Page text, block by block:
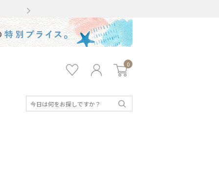
り
イ
ン
0
検